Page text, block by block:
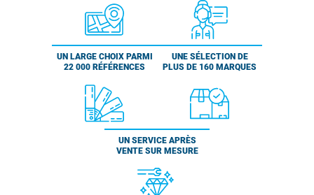
UN LARGE CHOIX PARMI
22 000 RÉFÉRENCES
UNE SÉLECTION DE
PLUS DE 160 MARQUES
UN SERVICE APRÈS
VENTE SUR MESURE